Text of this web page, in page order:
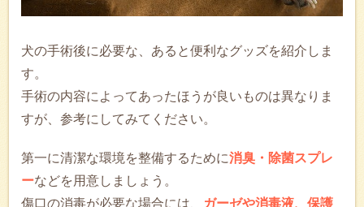
犬の手術後に必要な、あると便利なグッズを紹介しま
す。
手術の内容によってあったほうが良いものは異なりま
すが、参考にしてみてください。
第一に清潔な環境を整備するために消臭・除菌スプレ
ーなどを用意しましょう。
傷口の消毒が必要な場合には、
ガーゼや消毒液、保護